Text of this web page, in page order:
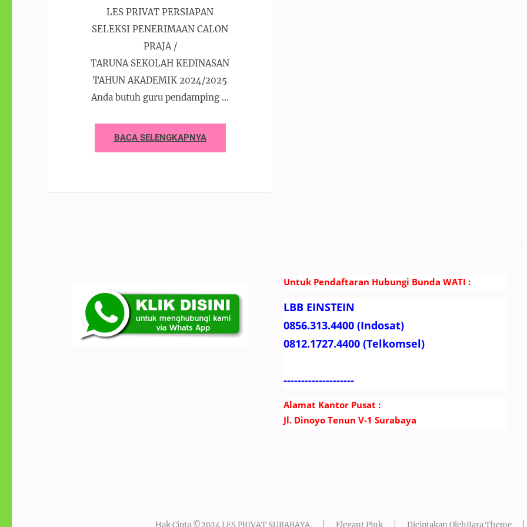
LES PRIVAT PERSIAPAN
SELEKSI PENERIMAAN CALON
PRAJA /
TARUNA SEKOLAH KEDINASAN
TAHUN AKADEMIK 2024/2025
Anda butuh guru pendamping …
BACA SELENGKAPNYA
Untuk Pendaftaran Hubungi Bunda WATI :
LBB EINSTEIN
0856.313.4400 (Indosat)
0812.1727.4400 (Telkomsel)
--------------------
Alamat Kantor Pusat :
Jl. Dinoyo Tenun V-1 Surabaya
Hak Cipta ©2024 LES PRIVAT SURABAYA. Elegant Pink Diciptakan OlehRara Theme